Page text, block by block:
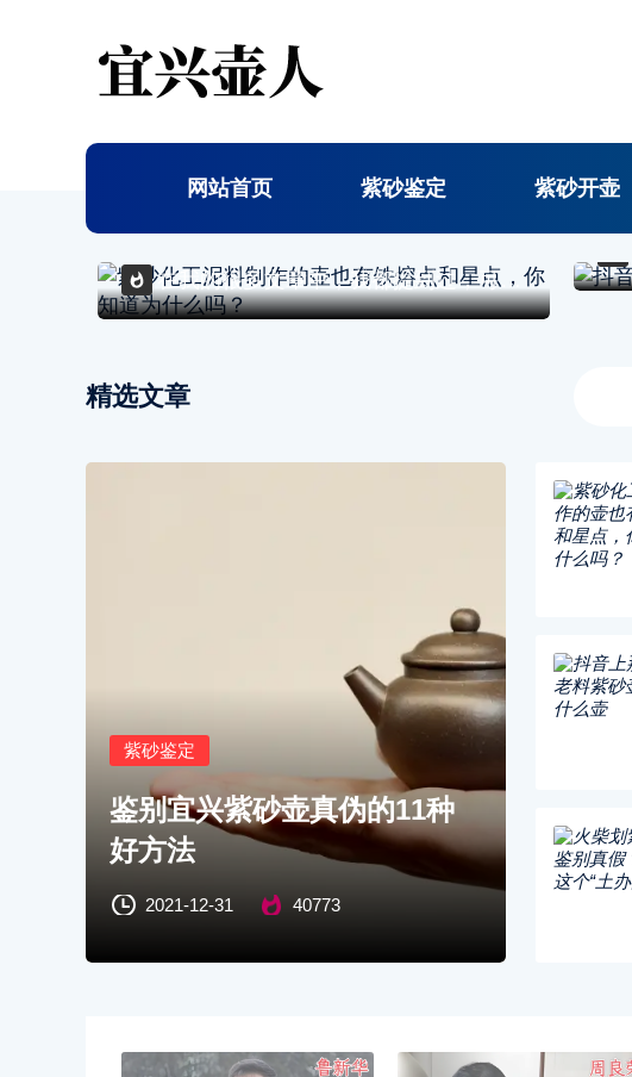
网站首页 紫砂鉴定 紫砂开壶
在我的很多文章中，我都提到过，可以通过表面的铁熔点和星点，来作为鉴别紫砂壶的参考。之后经常有朋友问我，那么化
紫
精选文章
紫砂鉴定
鉴别宜兴紫砂壶真伪的11种
好方法
2021-12-31 40773